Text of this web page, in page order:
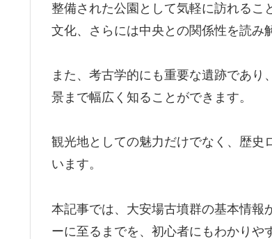
整備された公園として気軽に訪れるこ
文化、さらには中央との関係性を読み
また、考古学的にも重要な遺跡であ
景まで幅広く知ることができます。
観光地としての魅力だけでなく、歴史
います。
本記事では、大安場古墳群の基本情報
ーに至るまでを、初心者にもわかりや